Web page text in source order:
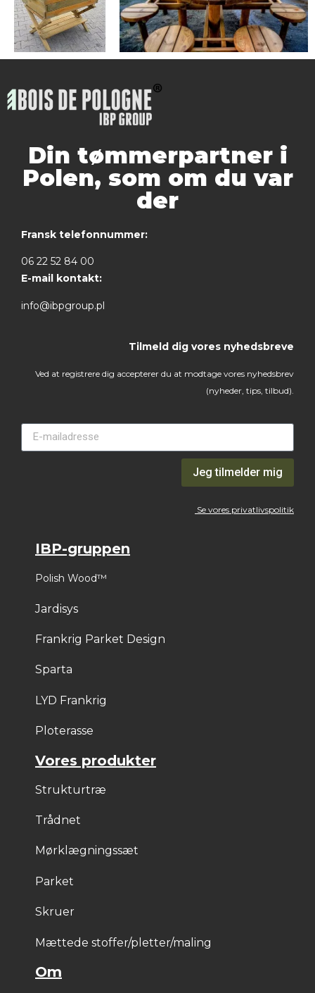
Din tømmerpartner i
Polen, som om du var
der
Fransk telefonnummer:
06 22 52 84 00
E-mail kontakt:
info@ibpgroup.pl
Tilmeld dig vores nyhedsbreve
Ved at registrere dig accepterer du at modtage vores nyhedsbrev
(nyheder, tips, tilbud).
Jeg tilmelder mig
Se vores privatlivspolitik
IBP-gruppen
Polish Wood™
Jardisys
Frankrig Parket Design
Sparta
LYD Frankrig
Ploterasse
Vores produkter
Strukturtræ
Trådnet
Mørklægningssæt
Parket
Skruer
Mættede stoffer/pletter/maling
Om